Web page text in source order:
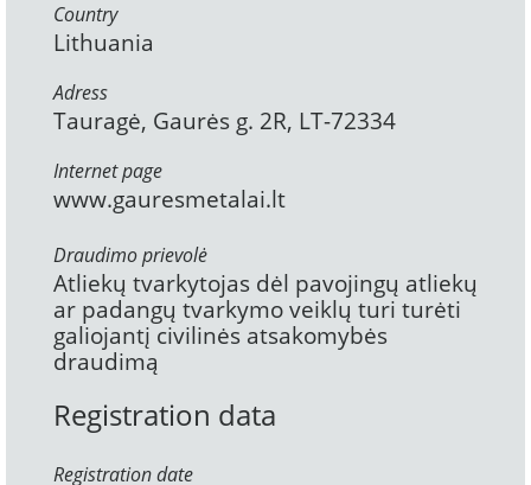
Country
Lithuania
Adress
Tauragė, Gaurės g. 2R, LT-72334
Internet page
www.gauresmetalai.lt
Draudimo prievolė
Atliekų tvarkytojas dėl pavojingų atliekų
ar padangų tvarkymo veiklų turi turėti
galiojantį civilinės atsakomybės
draudimą
Registration data
Registration date